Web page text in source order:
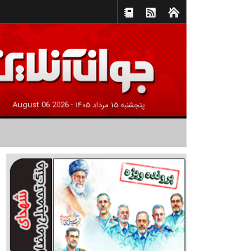
پنجشنبه ۱۵ مرداد ۱۴۰۵ - 2026 August 06